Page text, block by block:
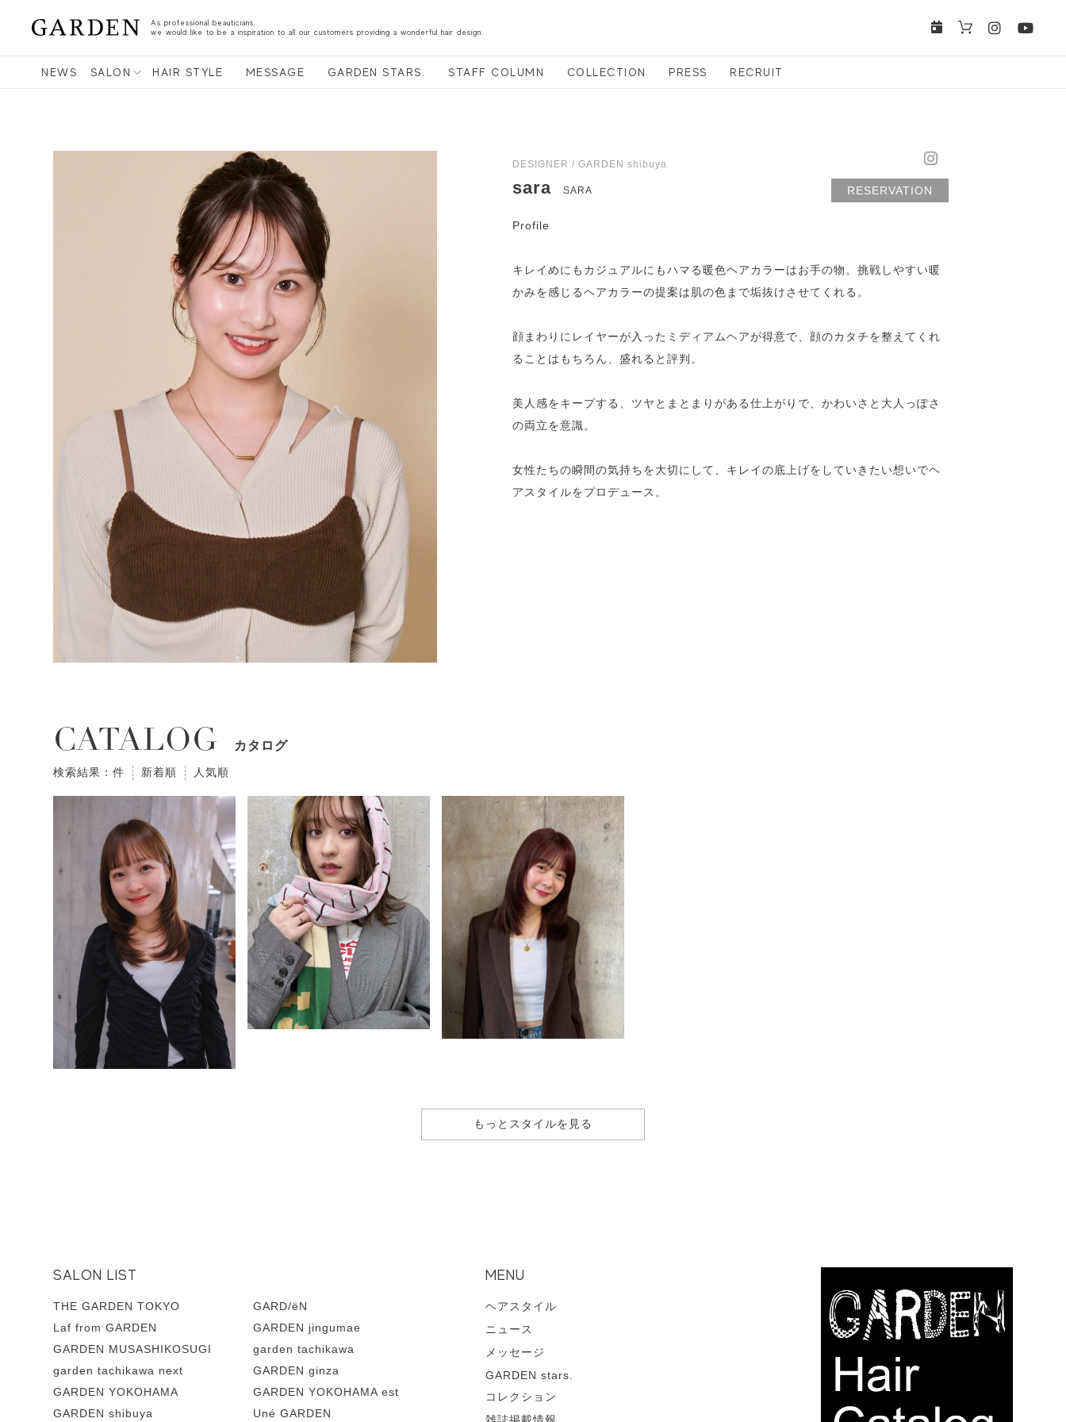
As professional beauticians,
we would like to be a inspiration to all our customers providing a wonderful hair design.
NEWS SALON HAIR STYLE MESSAGE GARDEN STARS. STAFF COLUMN COLLECTION PRESS RECRUIT
RESERVATION
DESIGNER / GARDEN shibuya
sara SARA
Profile
キレイめにもカジュアルにもハマる暖色ヘアカラーはお手の物。挑戦しやすい暖
かみを感じるヘアカラーの提案は肌の色まで垢抜けさせてくれる。
顔まわりにレイヤーが入ったミディアムヘアが得意で、顔のカタチを整えてくれ
ることはもちろん、盛れると評判。
美人感をキープする、ツヤとまとまりがある仕上がりで、かわいさと大人っぽさ
の両立を意識。
女性たちの瞬間の気持ちを大切にして、キレイの底上げをしていきたい想いでヘ
アスタイルをプロデュース。
CATALOG カタログ
検索結果：件 新着順 人気順
もっとスタイルを見る
SALON LIST
THE GARDEN TOKYO
GARD/ëN
Laf from GARDEN
GARDEN jingumae
GARDEN MUSASHIKOSUGI
garden tachikawa
garden tachikawa next
GARDEN ginza
GARDEN YOKOHAMA
GARDEN YOKOHAMA est
GARDEN shibuya
Uné GARDEN
MENU
ヘアスタイル
ニュース
メッセージ
GARDEN stars.
コレクション